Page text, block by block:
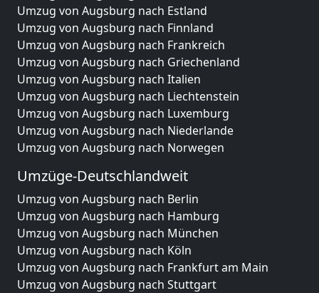
Umzug von Augsburg nach Estland
Umzug von Augsburg nach Finnland
Umzug von Augsburg nach Frankreich
Umzug von Augsburg nach Griechenland
Umzug von Augsburg nach Italien
Umzug von Augsburg nach Liechtenstein
Umzug von Augsburg nach Luxemburg
Umzug von Augsburg nach Niederlande
Umzug von Augsburg nach Norwegen
Umzüge-Deutschlandweit
Umzug von Augsburg nach Berlin
Umzug von Augsburg nach Hamburg
Umzug von Augsburg nach München
Umzug von Augsburg nach Köln
Umzug von Augsburg nach Frankfurt am Main
Umzug von Augsburg nach Stuttgart